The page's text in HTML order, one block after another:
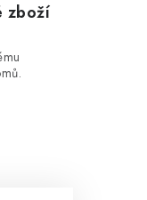
zboží